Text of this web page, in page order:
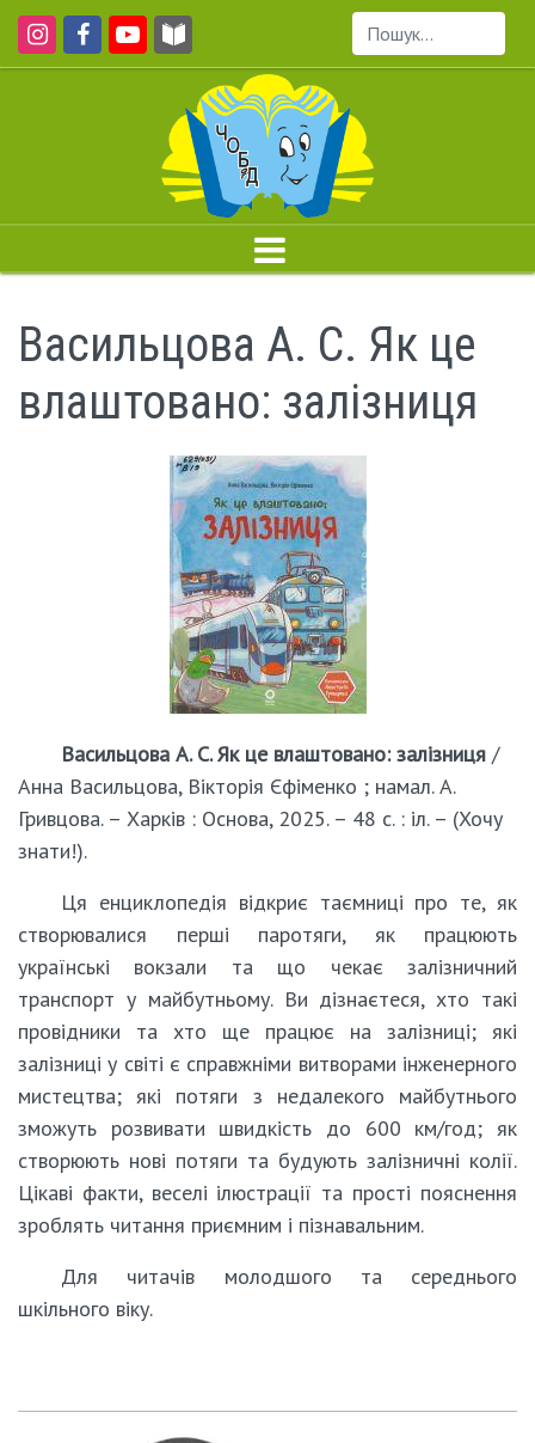
Пошук...
Васильцова А. С. Як це
влаштовано: залізниця
Васильцова А. С. Як це влаштовано: залізниця /
Анна Васильцова, Вікторія Єфіменко ; намал. А.
Гривцова. – Харків : Основа, 2025. – 48 с. : іл. – (Хочу
знати!).
Ця енциклопедія відкриє таємниці про те, як
створювалися перші паротяги, як працюють
українські вокзали та що чекає залізничний
транспорт у майбутньому. Ви дізнаєтеся, хто такі
провідники та хто ще працює на залізниці; які
залізниці у світі є справжніми витворами інженерного
мистецтва; які потяги з недалекого майбутнього
зможуть розвивати швидкість до 600 км/год; як
створюють нові потяги та будують залізничні колії.
Цікаві факти, веселі ілюстрації та прості пояснення
зроблять читання приємним і пізнавальним.
Для читачів молодшого та середнього
шкільного віку.